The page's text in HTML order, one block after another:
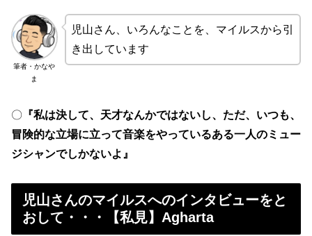
筆者・かなや
ま
児山さん、いろんなことを、マイルスから引
き出しています
〇 『私は決して、天才なんかではないし、ただ、いつも、
冒険的な立場に立って音楽をやっているある一人のミュー
ジシャンでしかないよ』
児山さんのマイルスへのインタビューをと
おして・・・【私見】Agharta